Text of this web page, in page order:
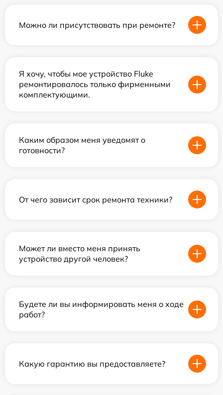
Можно ли присутствовать при ремонте?
Я хочу, чтобы мое устройство Fluke
ремонтировалось только фирменными
комплектующими.
Каким образом меня уведомят о
готовности?
От чего зависит срок ремонта техники?
Может ли вместо меня принять
устройство другой человек?
Будете ли вы информировать меня о ходе
работ?
Какую гарантию вы предоставляете?